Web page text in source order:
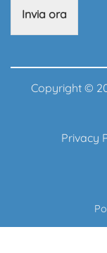
Invia ora
Copyright ©
Privacy